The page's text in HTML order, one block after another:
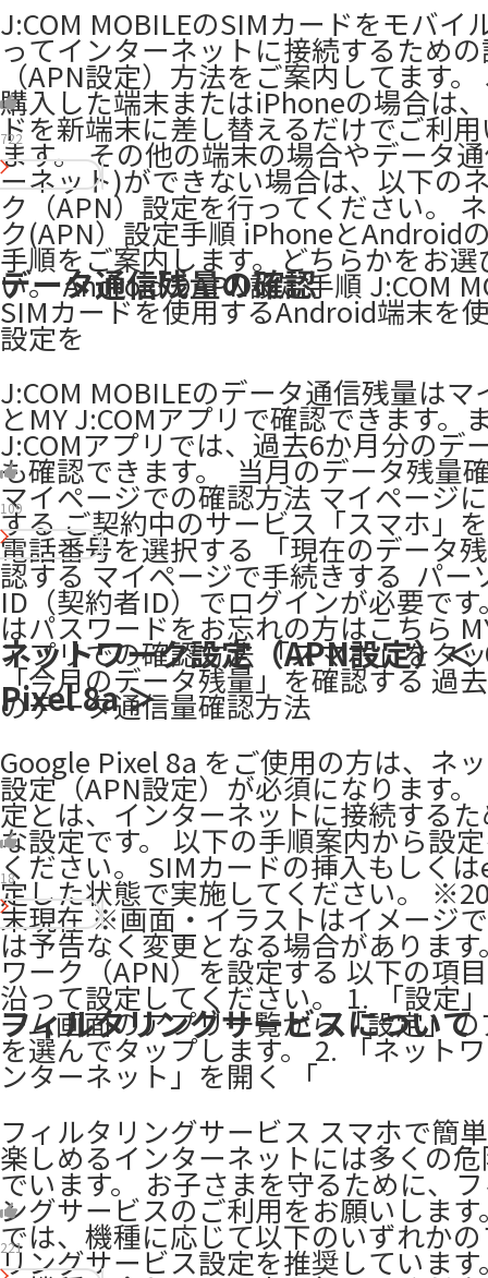
J:COM MOBILEのSIMカードをモバイ
ってインターネットに接続するため
（APN設定）方法をご案内してます。
購入した端末またはiPhoneの場合は
ドを新端末に差し替えるだけでご利
ます。 その他の端末の場合やデータ
ーネット)ができない場合は、以下の
ク（APN）設定を行ってください。
ク(APN）設定手順 iPhoneとAndroid
手順をご案内します。どちらかをお
い。 AndroidのAPN設定手順 J:COM
SIMカードを使用するAndroid端末を
設定を
722
データ通信残量の確認
J:COM MOBILEのデータ通信残量はマ
とMY J:COMアプリで確認できます。
J:COMアプリでは、過去6か月分のデ
も確認できます。 ​ 当月のデータ残量
マイページでの確認方法 マイページ
する ご契約中のサービス「スマホ」
電話番号を選択する 「現在のデータ
認する ​マイページで手続きする ​ パー
ID（契約者ID）でログインが必要で
はパスワードをお忘れの方はこちら
アプリでの確認方法 「スマホ」をタ
「今月のデータ残量」を確認する 過
のデータ通信量確認方法
109
ネットワーク設定（APN設定）
Pixel 8a ＞
Google Pixel 8a をご使用の方は、ネ
設定（APN設定）が必須になります
定とは、インターネットに接続する
な設定です。 以下の手順案内から設
ください。 SIMカードの挿入もしく
定した状態で実施してください。
末現在 ※画面・イラストはイメージ
は予告なく変更となる場合があります
ワーク（APN）を設定する 以下の項
沿って設定してください。 1. 「設定
ーム画面のアプリ一覧から「設定」
を選んでタップします。 2. 「ネット
ンターネット」を開く 「
18
フィルタリングサービスについて
フィルタリングサービス スマホで簡
楽しめるインターネットには多くの
でいます。 お子さまを守るために、
ングサービスのご利用をお願いします
では、機種に応じて以下のいずれか
リングサービス設定を推奨しています
221